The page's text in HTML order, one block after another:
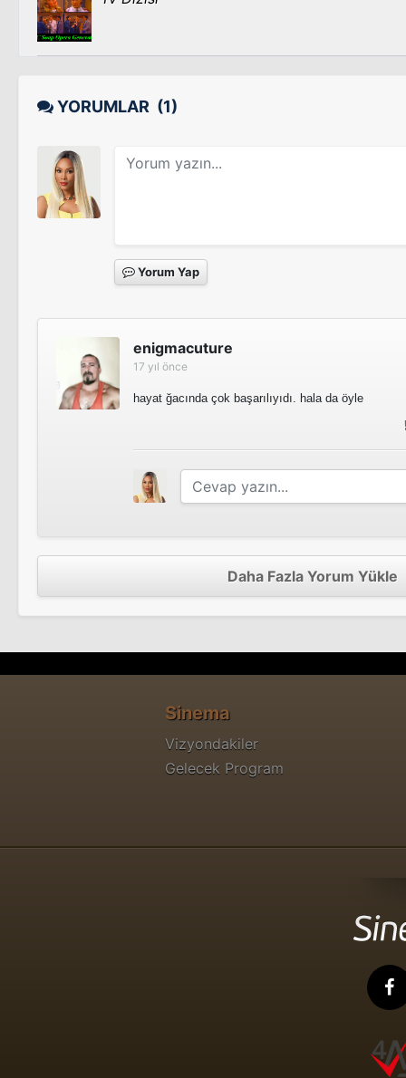
YORUMLAR (1)
Yorum Yap
enigmacuture
17 yıl önce
hayat ğacında çok başarılıyıdı. hala da öyle
Daha Fazla Yorum Yükle
Sinema
Vizyondakiler
Gelecek Program